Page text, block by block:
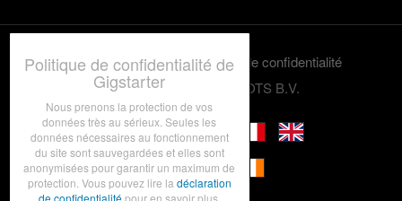
Termes et conditions
Politique de confidentialité
© 2012-2026 GRASSROOTS B.V.
Politique de confidentialité de
Gigstarter
Nous prenons la protection de vos
données très au sérieux. Seules les
données nécessaires au fonctionnement
du site sont sauvegardées et elles sont
anonymisées pour garantir un maximum de
protection. Vous pouvez lire la déclaration
de confidentialitépour en savoir plus.